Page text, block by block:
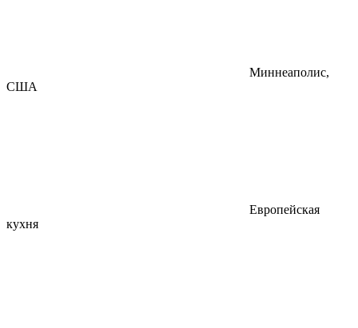
Миннеаполис,
США
Европейская
кухня